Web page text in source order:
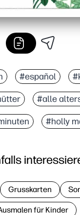
#español
#alle
#holly
Grusskarten
für Kinder